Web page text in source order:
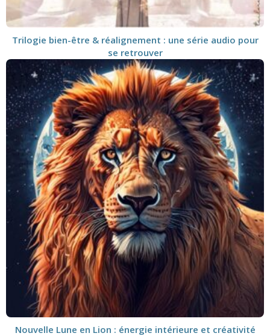
Trilogie bien-être & réalignement : une série audio pour
se retrouver
Nouvelle Lune en Lion : énergie intérieure et créativité